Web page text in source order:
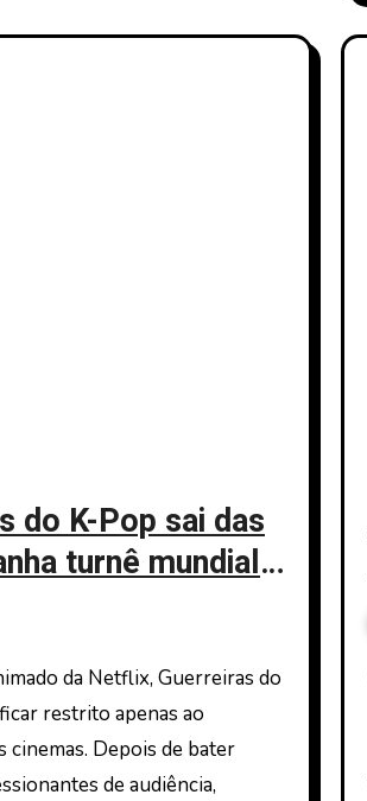
do K-Pop sai das
turnê mundial
mais
restrito apenas ao
cinemas. Depois de bater
de audiência,